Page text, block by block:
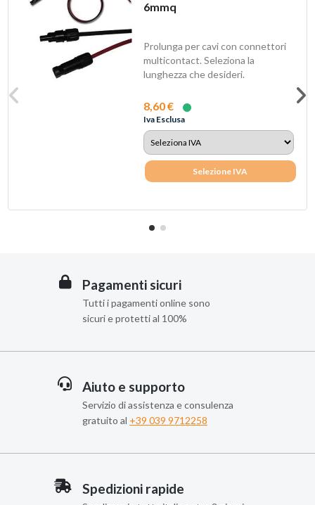
6mmq
Prolunga per cavi con connettori
multicontact. Seleziona la
lunghezza che desideri.
8,60 €
Iva Esclusa
Selezione IVA
Pagamenti sicuri
Tutti i pagamenti online sono
sicuri e protetti al 100%
Aiuto e supporto
Servizio di assistenza e consulenza
gratuito al +39 039 9712258
Spedizioni rapide